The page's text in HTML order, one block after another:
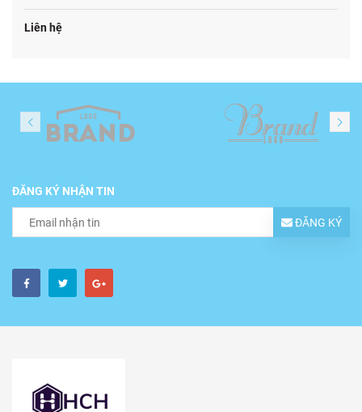
Liên hệ
ĐĂNG KÝ NHẬN TIN
ĐĂNG KÝ